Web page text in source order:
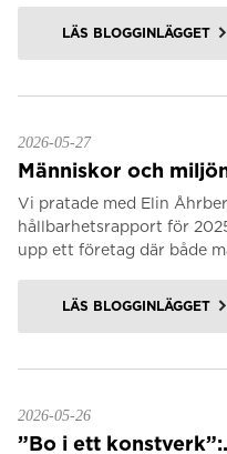
LÄS BLOGGINLÄGGET
2026-05-27
Människor och
Vi pratade med Elin
hållbarhetsrapport för
upp ett företag där både
LÄS BLOGGINLÄGGET
2026-05-26
”Bo i ett